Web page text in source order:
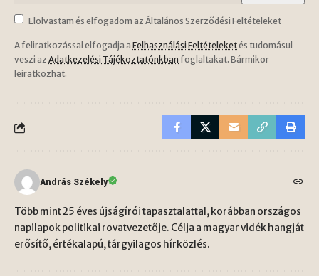
Elolvastam és elfogadom az Általános Szerződési Feltételeket
A feliratkozással elfogadja a Felhasználási Feltételeketés tudomásul
veszi az Adatkezelési Tájékoztatónkban foglaltakat. Bármikor
leiratkozhat.
András Székely
Több mint 25 éves újságírói tapasztalattal, korábban országos
napilapok politikai rovatvezetője. Célja a magyar vidék hangját
erősítő, értékalapú, tárgyilagos hírközlés.